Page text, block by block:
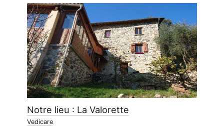
Notre lieu : La Valorette
Vedicare